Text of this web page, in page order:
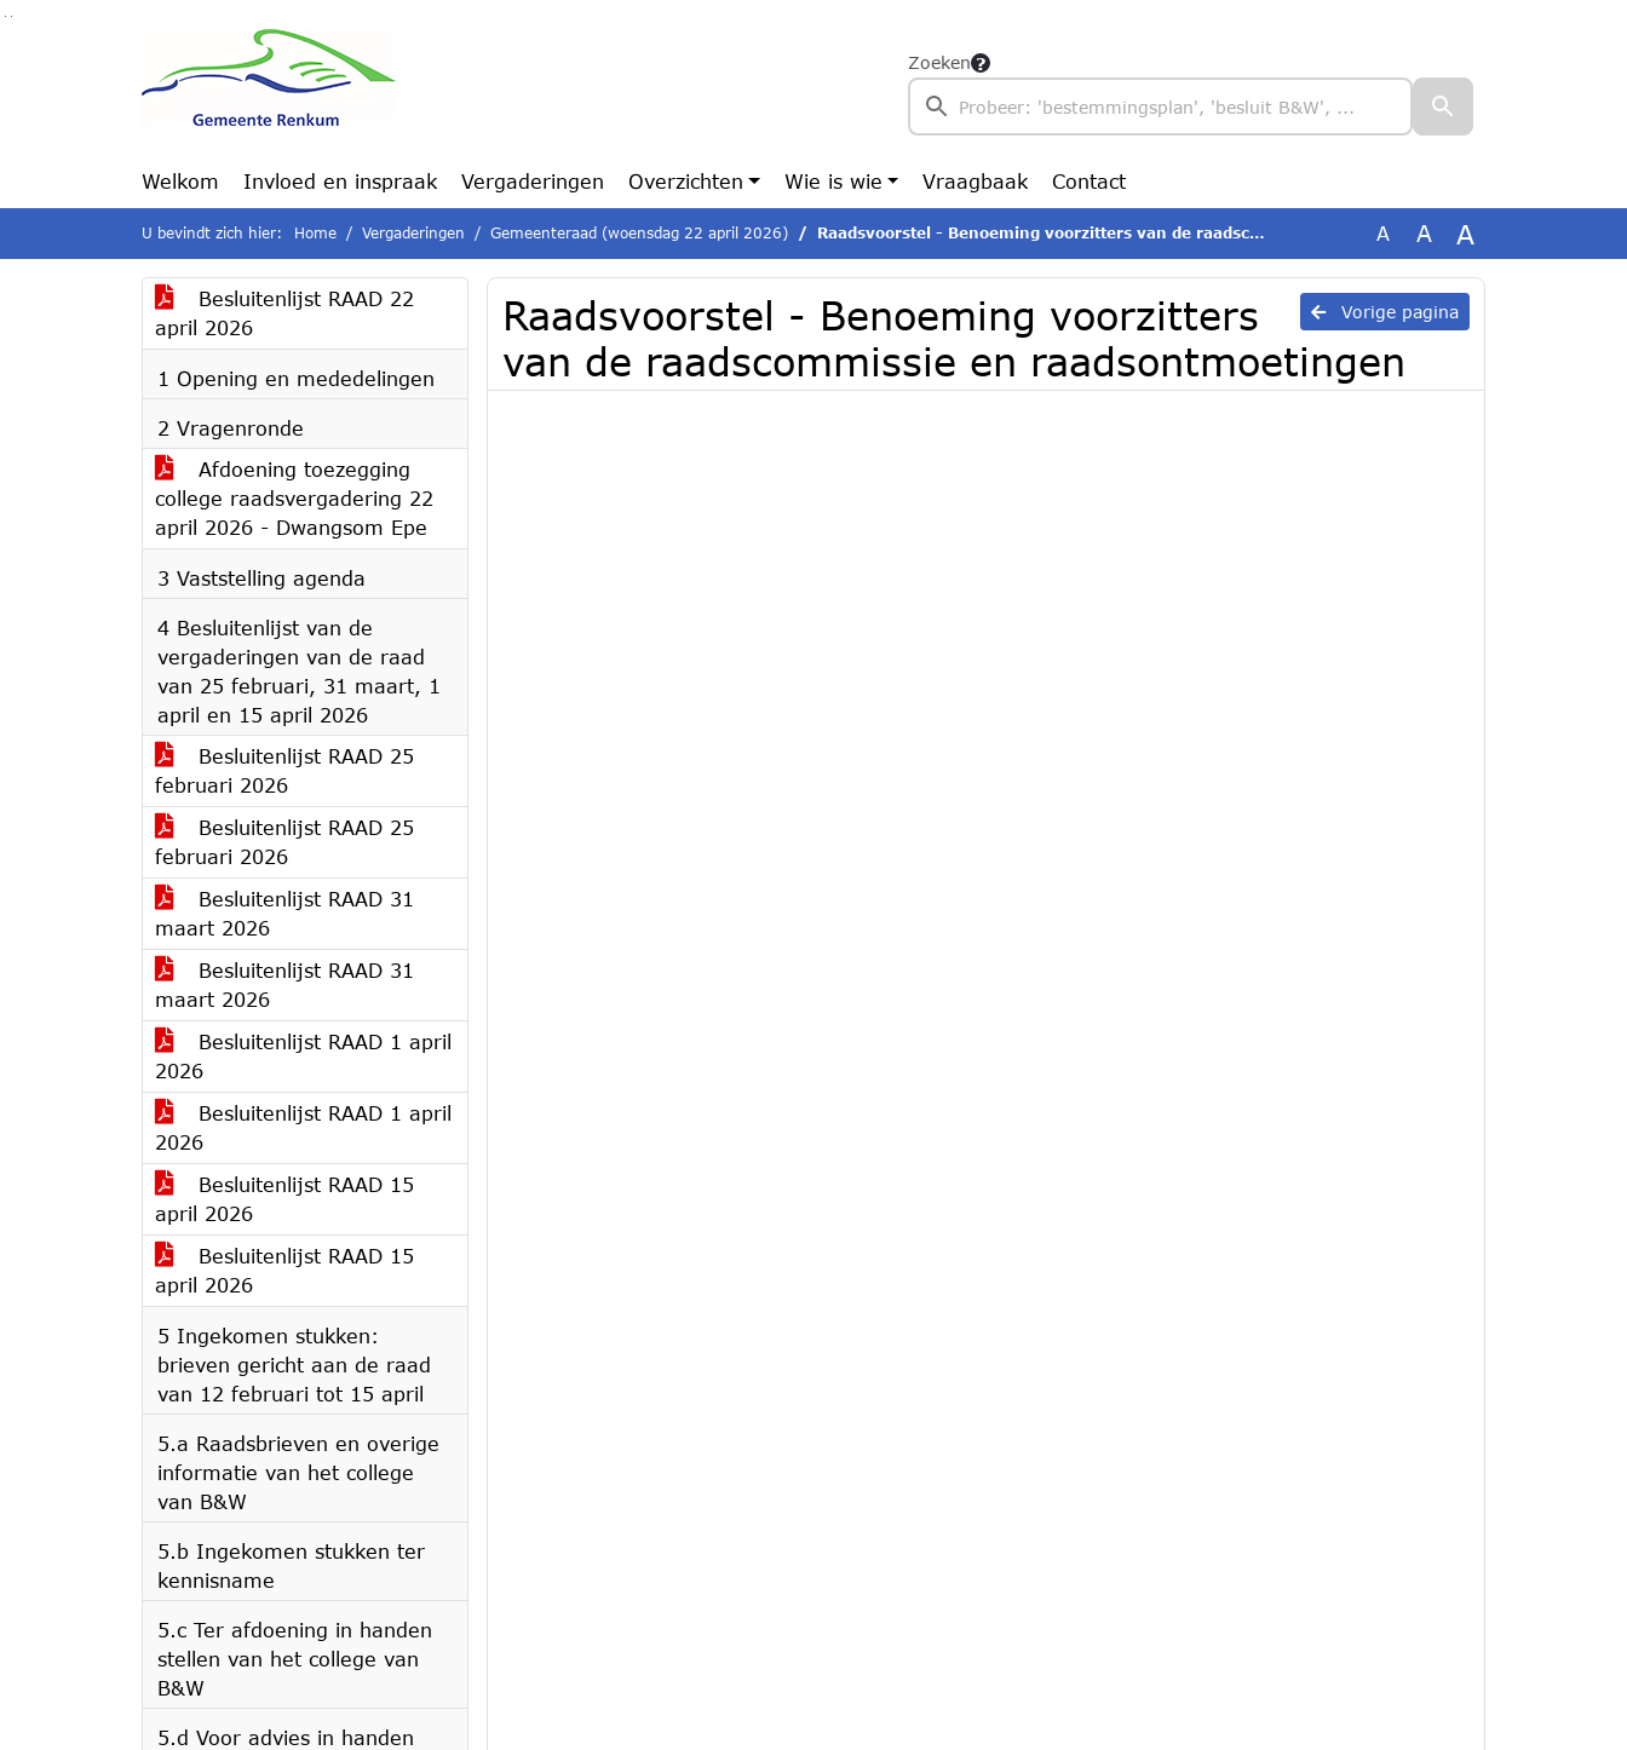
Ga naar de inhoud van deze pagina
Zoeken
Welkom Invloed en inspraak Vergaderingen Overzichten Wie is wie Vraagbaak Contact
U bevindt zich hier: Home Vergaderingen Gemeenteraad (woensdag 22 april 2026) Raadsvoorstel - Benoeming voorzitters van de raadscommissie en raadsontmoetingen A A A
Besluitenlijst RAAD 22
april 2026
1 Opening en mededelingen
2 Vragenronde
Afdoening toezegging
college raadsvergadering 22
april 2026 - Dwangsom Epe
3 Vaststelling agenda
4 Besluitenlijst van de
vergaderingen van de raad
van 25 februari, 31 maart, 1
april en 15 april 2026
Besluitenlijst RAAD 25
februari 2026
Besluitenlijst RAAD 25
februari 2026
Besluitenlijst RAAD 31
maart 2026
Besluitenlijst RAAD 31
maart 2026
Besluitenlijst RAAD 1 april
2026
Besluitenlijst RAAD 1 april
2026
Besluitenlijst RAAD 15
april 2026
Besluitenlijst RAAD 15
april 2026
5 Ingekomen stukken:
brieven gericht aan de raad
van 12 februari tot 15 april
5.a Raadsbrieven en overige
informatie van het college
van B&W
5.b Ingekomen stukken ter
kennisname
5.c Ter afdoening in handen
stellen van het college van
B&W
5.d Voor advies in handen
Vorige pagina
Raadsvoorstel - Benoeming voorzitters
van de raadscommissie en raadsontmoetingen